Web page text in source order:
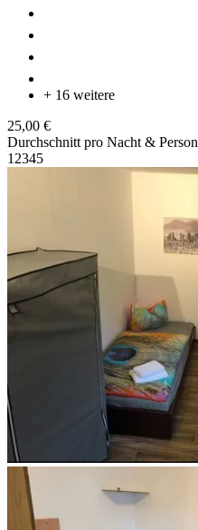
+ 16 weitere
25,00 €
Durchschnitt pro Nacht & Person
1 2345